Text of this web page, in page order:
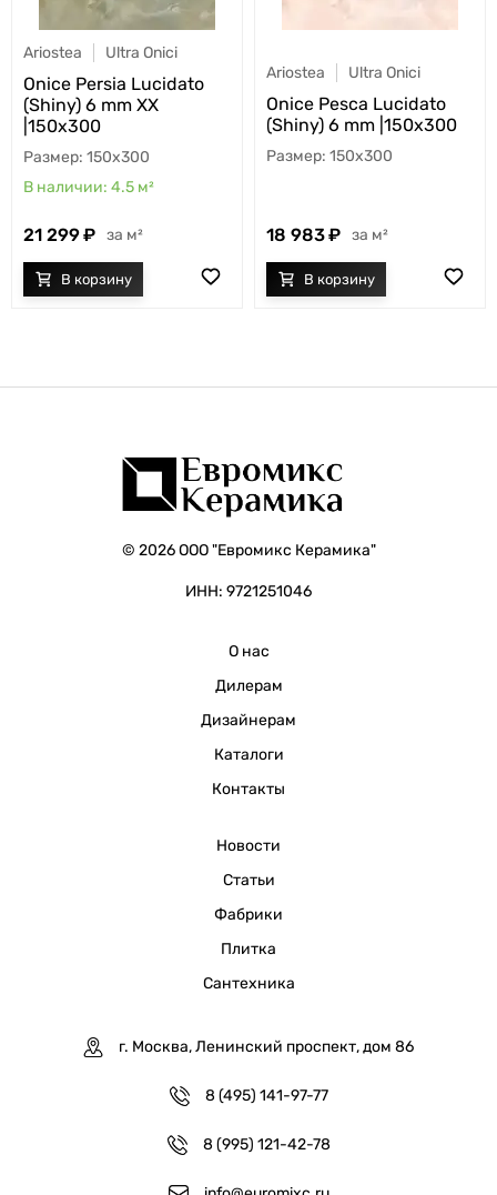
Ariostea Ultra Onici
Onice Persia Lucidato
(Shiny) 6 mm XX
|150x300
150x300
4.5 м²
21 299 м²
Ariostea Ultra Onici
Onice Pesca Lucidato
(Shiny) 6 mm |150x300
150x300
18 983 м²
© 2026 ООО "Евромикс Керамика"
ИНН: 9721251046
О нас
Дилерам
Дизайнерам
Каталоги
Контакты
Новости
Статьи
Фабрики
Плитка
Сантехника
г. Москва, Ленинский проспект, дом 86
8 (495) 141-97-77
8 (995) 121-42-78